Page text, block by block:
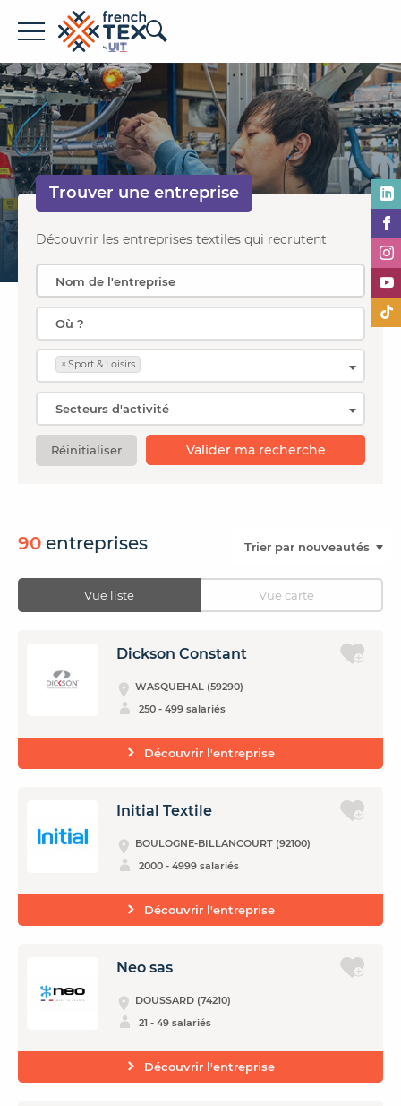
Offres d'emploi
Entreprises
Métiers
Formations
À propos de French TEX
Espace recruteur
CONTACTER FRENCH TEX ACTUALITÉSFOIRE AUX QUESTIONS
Trouver une entreprise
Découvrir les entreprises textiles qui recrutent
× Sport & Loisirs
Valider ma recherche
Réinitialiser
90 entreprises
Vue liste Vue carte
Dickson Constant
WASQUEHAL (59290)
250 - 499 salariés
Découvrir l'entreprise
Initial Textile
BOULOGNE-BILLANCOURT (92100)
2000 - 4999 salariés
Découvrir l'entreprise
Neo sas
DOUSSARD (74210)
21 - 49 salariés
Découvrir l'entreprise